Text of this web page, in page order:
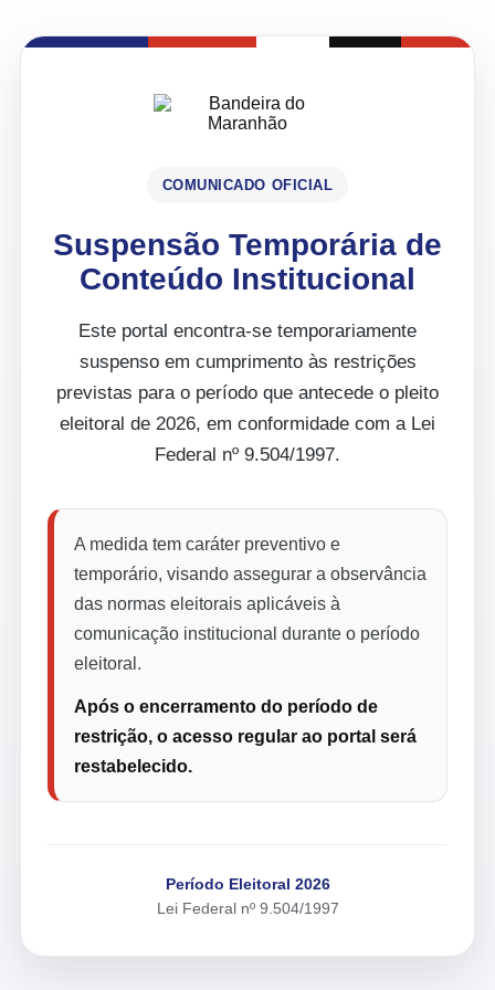
COMUNICADO OFICIAL
Suspensão Temporária de
Conteúdo Institucional
Este portal encontra-se temporariamente
suspenso em cumprimento às restrições
previstas para o período que antecede o pleito
eleitoral de 2026, em conformidade com a Lei
Federal nº 9.504/1997.
A medida tem caráter preventivo e
temporário, visando assegurar a observância
das normas eleitorais aplicáveis à
comunicação institucional durante o período
eleitoral.
Após o encerramento do período de
restrição, o acesso regular ao portal será
restabelecido.
Período Eleitoral 2026
Lei Federal nº 9.504/1997